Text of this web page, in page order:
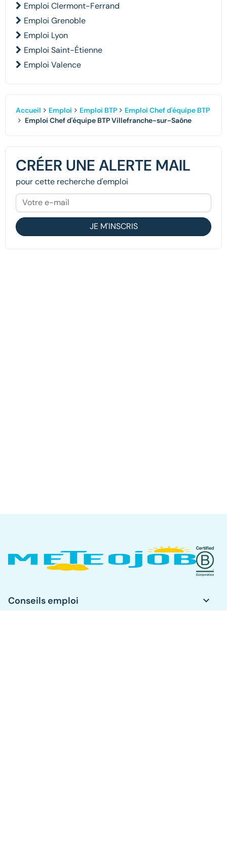
Emploi Clermont-Ferrand
Emploi Grenoble
Emploi Lyon
Emploi Saint-Étienne
Emploi Valence
Accueil Emploi Emploi BTP
Emploi Chef d'équipe BTP
Emploi Chef d'équipe BTP Villefranche-sur-Saône
CRÉER UNE ALERTE MAIL
pour cette recherche d'emploi
JE M'INSCRIS
Conseils emploi keyboard_arrow_down